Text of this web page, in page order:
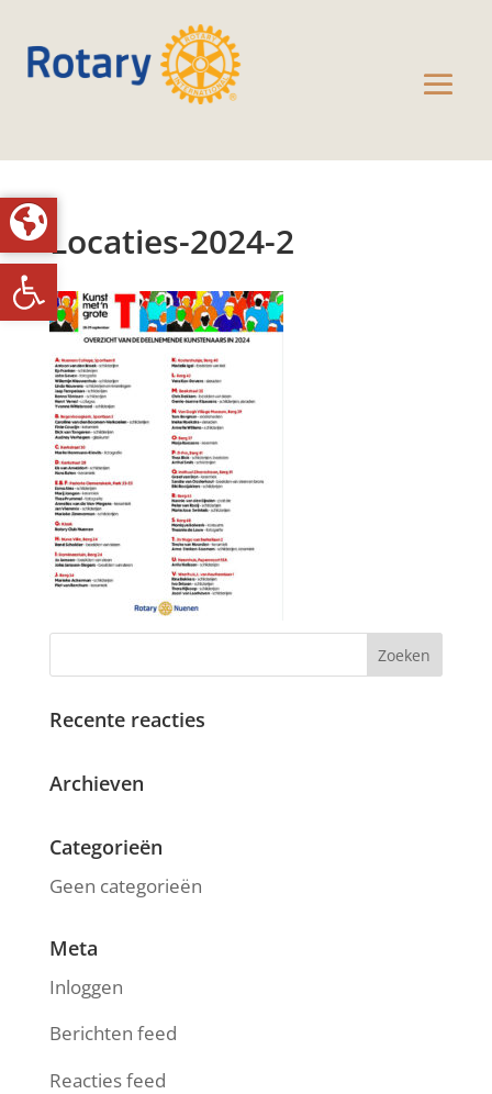
Toolbar openen
Locaties-2024-2
Recente reacties
Archieven
Categorieën
Geen categorieën
Meta
Inloggen
Berichten feed
Reacties feed